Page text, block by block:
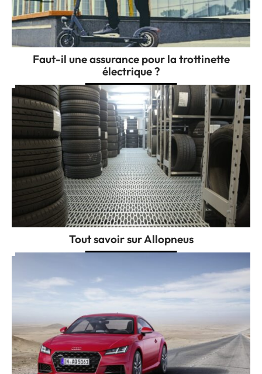
Faut-il une assurance pour la trottinette
électrique ?
Tout savoir sur Allopneus